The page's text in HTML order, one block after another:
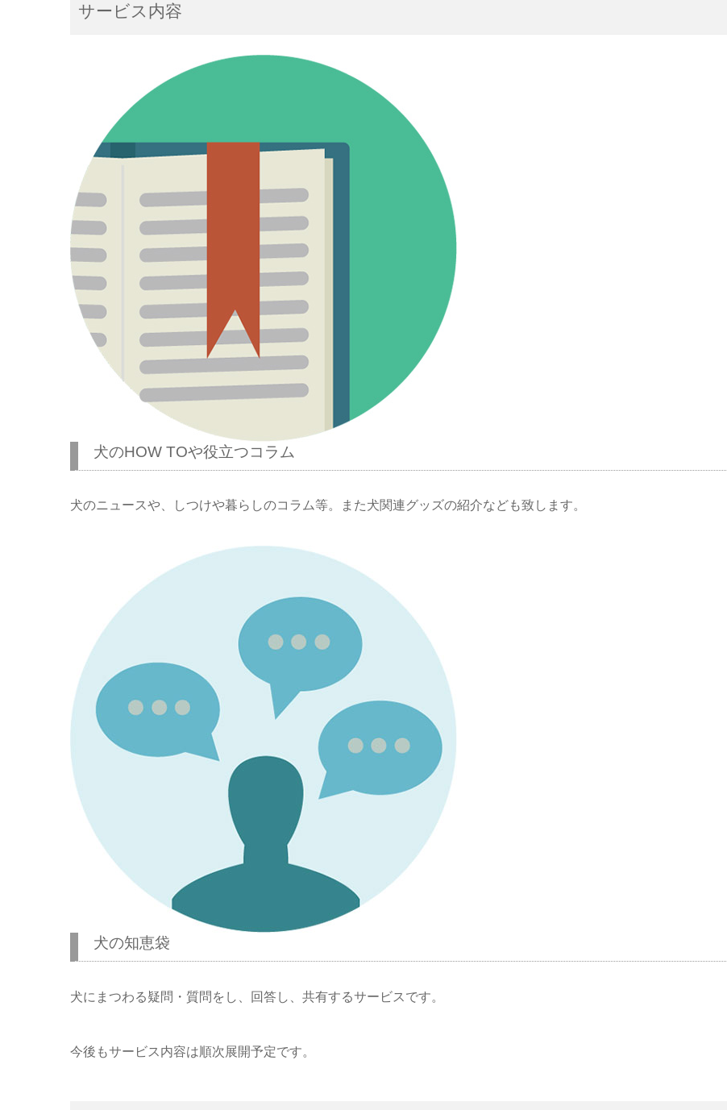
サービス内容
犬のHOW TOや役立つコラム
犬のニュースや、しつけや暮らしのコラム等。また犬関連グッズの紹介なども致します。
犬の知恵袋
犬にまつわる疑問・質問をし、回答し、共有するサービスです。
今後もサービス内容は順次展開予定です。